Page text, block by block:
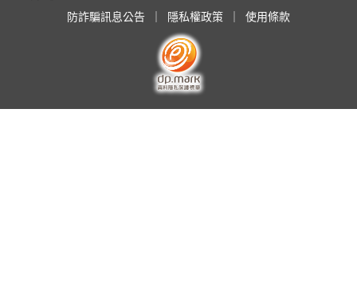
防詐騙訊息公告
隱私權政策 使用條款